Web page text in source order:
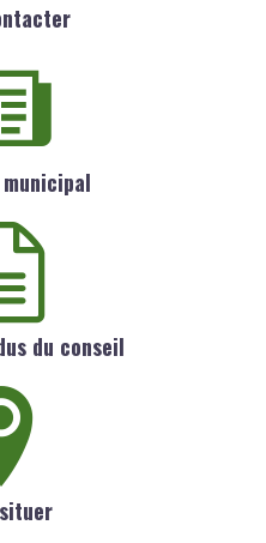
du conseil